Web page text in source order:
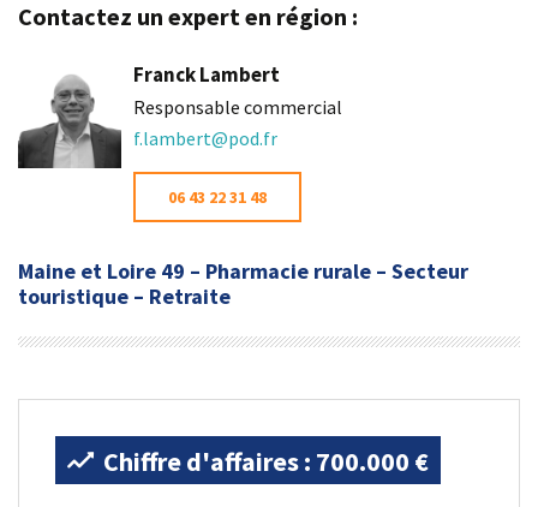
Contactez un expert en région :
Franck Lambert
Responsable commercial
f.lambert@pod.fr
06 43 22 31 48
Maine et Loire 49 – Pharmacie rurale – Secteur
touristique – Retraite
Chiffre d'affaires : 700.000 €